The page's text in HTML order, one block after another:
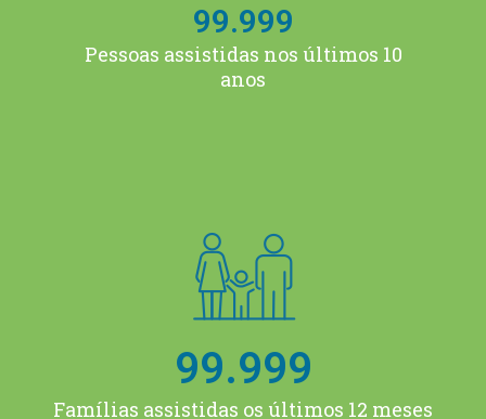
99.999
Pessoas assistidas nos últimos 10
anos
99.999
Famílias assistidas os últimos 12 meses